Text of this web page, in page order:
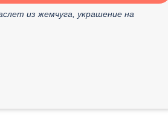
из жемчуга, украшение на